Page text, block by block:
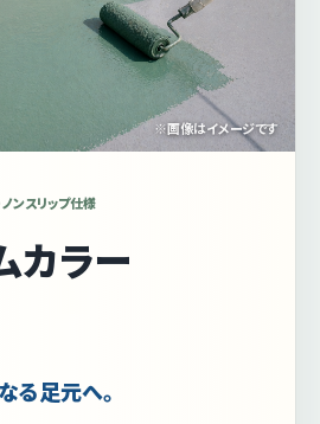
※画像はイメージです
ンスリップ仕様
カラー
る足元へ。